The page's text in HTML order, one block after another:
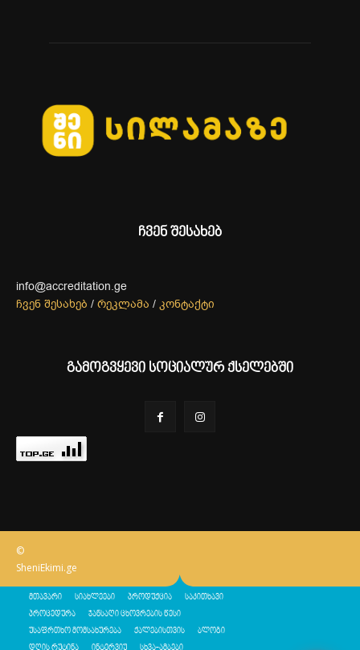
ჩვენ შესახებ
info@accreditation.ge
ჩვენ შესახებ / რეკლამა / კონტაქტი
გამოგვყევი სოციალურ ქსელებში
©
SheniEkimi.ge
მთავარი სიახლეები პროდუქცია საკითხავი
პროცედურა ჯანსაღი ცხოვრების წესი
უსაფრთხო მომსახურება ქალებისთვის ბლოგი
დღის რუტინა ინტერვიუ სხვა-ამბები